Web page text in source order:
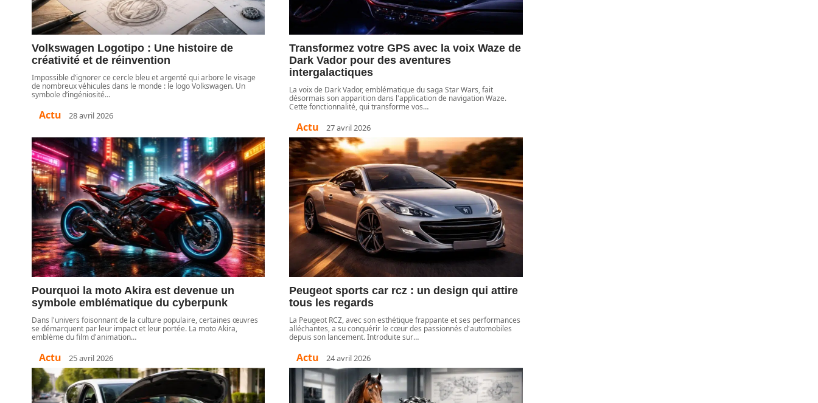
Volkswagen Logotipo : Une histoire de
créativité et de réinvention
Impossible d’ignorer ce cercle bleu et argenté qui arbore le visage
de nombreux véhicules dans le monde : le logo Volkswagen. Un
symbole d’ingéniosité…
Actu 28 avril 2026
Transformez votre GPS avec la voix Waze de
Dark Vador pour des aventures
intergalactiques
La voix de Dark Vador, emblématique du saga Star Wars, fait
désormais son apparition dans l'application de navigation Waze.
Cette fonctionnalité, qui transforme vos…
Actu 27 avril 2026
Pourquoi la moto Akira est devenue un
symbole emblématique du cyberpunk
Dans l'univers foisonnant de la culture populaire, certaines œuvres
se démarquent par leur impact et leur portée. La moto Akira,
emblème du film d'animation…
Actu 25 avril 2026
Peugeot sports car rcz : un design qui attire
tous les regards
La Peugeot RCZ, avec son esthétique frappante et ses performances
alléchantes, a su conquérir le cœur des passionnés d'automobiles
depuis son lancement. Introduite sur…
Actu 24 avril 2026